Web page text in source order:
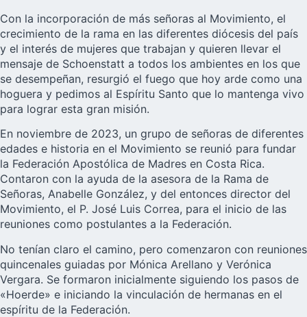
Con la incorporación de más señoras al Movimiento, el
crecimiento de la rama en las diferentes diócesis del país
y el interés de mujeres que trabajan y quieren llevar el
mensaje de Schoenstatt a todos los ambientes en los que
se desempeñan, resurgió el fuego que hoy arde como una
hoguera y pedimos al Espíritu Santo que lo mantenga vivo
para lograr esta gran misión.
En noviembre de 2023, un grupo de señoras de diferentes
edades e historia en el Movimiento se reunió para fundar
la Federación Apostólica de Madres en Costa Rica.
Contaron con la ayuda de la asesora de la Rama de
Señoras, Anabelle González, y del entonces director del
Movimiento, el P. José Luis Correa, para el inicio de las
reuniones como postulantes a la Federación.
No tenían claro el camino, pero comenzaron con reuniones
quincenales guiadas por Mónica Arellano y Verónica
Vergara. Se formaron inicialmente siguiendo los pasos de
«Hoerde» e iniciando la vinculación de hermanas en el
espíritu de la Federación.